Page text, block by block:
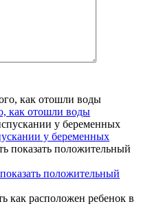
как отошли воды
у беременных
положительный